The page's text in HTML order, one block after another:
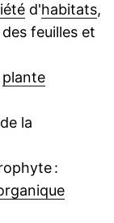
d'habitats,
feuilles et
plante
la
: